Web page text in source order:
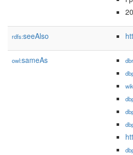
rdfs:seeAlso
owl:sameAs dbr